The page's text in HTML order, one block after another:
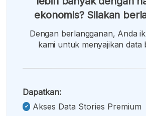
ekonomis? Silakan
Dengan berlangganan, Anda
kami untuk menyajikan data
Dapatkan:
Akses Data Stories Premium